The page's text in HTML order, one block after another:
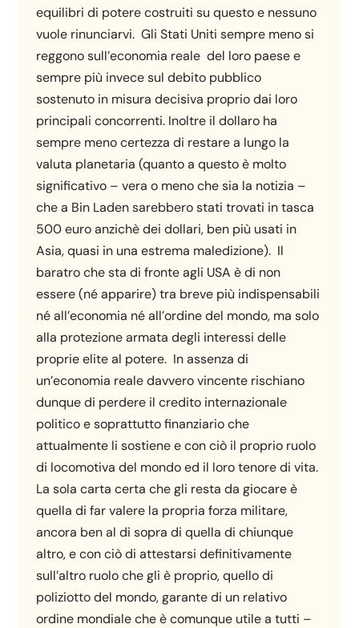
equilibri di potere costruiti su questo e nessuno
vuole rinunciarvi. Gli Stati Uniti sempre meno si
reggono sull’economia reale del loro paese e
sempre più invece sul debito pubblico
sostenuto in misura decisiva proprio dai loro
principali concorrenti. Inoltre il dollaro ha
sempre meno certezza di restare a lungo la
valuta planetaria (quanto a questo è molto
significativo – vera o meno che sia la notizia –
che a Bin Laden sarebbero stati trovati in tasca
500 euro anzichè dei dollari, ben più usati in
Asia, quasi in una estrema maledizione). Il
baratro che sta di fronte agli USA è di non
essere (né apparire) tra breve più indispensabili
né all’economia né all’ordine del mondo, ma solo
alla protezione armata degli interessi delle
proprie elite al potere. In assenza di
un’economia reale davvero vincente rischiano
dunque di perdere il credito internazionale
politico e soprattutto finanziario che
attualmente li sostiene e con ciò il proprio ruolo
di locomotiva del mondo ed il loro tenore di vita.
La sola carta certa che gli resta da giocare è
quella di far valere la propria forza militare,
ancora ben al di sopra di quella di chiunque
altro, e con ciò di attestarsi definitivamente
sull’altro ruolo che gli è proprio, quello di
poliziotto del mondo, garante di un relativo
ordine mondiale che è comunque utile a tutti –